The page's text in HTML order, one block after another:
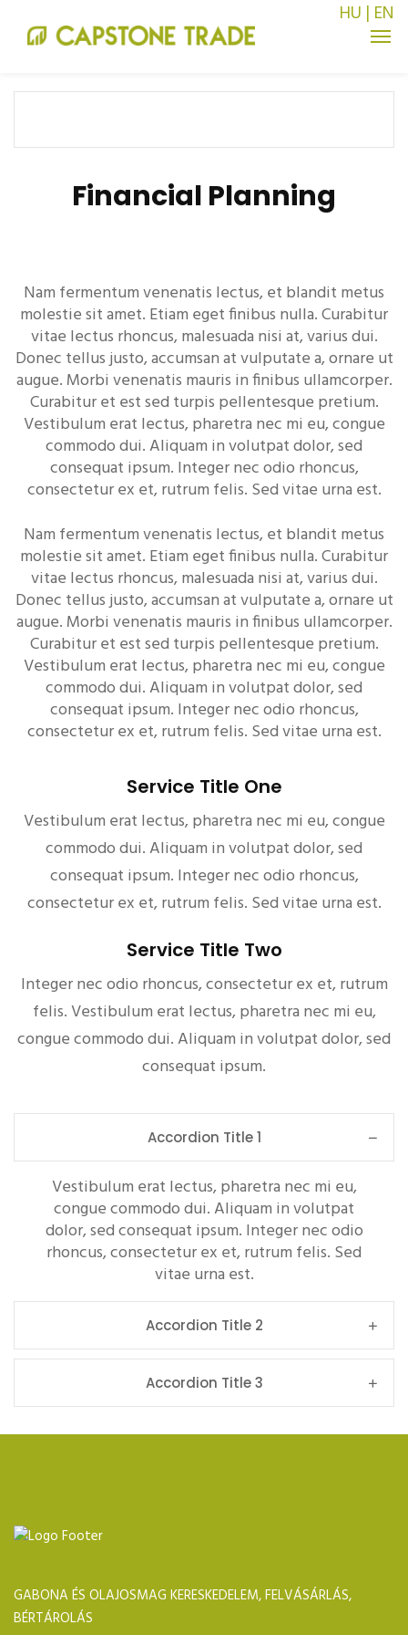
HU | EN
Financial Planning
Nam fermentum venenatis lectus, et blandit metus
molestie sit amet. Etiam eget finibus nulla. Curabitur
vitae lectus rhoncus, malesuada nisi at, varius dui.
Donec tellus justo, accumsan at vulputate a, ornare ut
augue. Morbi venenatis mauris in finibus ullamcorper.
Curabitur et est sed turpis pellentesque pretium.
Vestibulum erat lectus, pharetra nec mi eu, congue
commodo dui. Aliquam in volutpat dolor, sed
consequat ipsum. Integer nec odio rhoncus,
consectetur ex et, rutrum felis. Sed vitae urna est.
Nam fermentum venenatis lectus, et blandit metus
molestie sit amet. Etiam eget finibus nulla. Curabitur
vitae lectus rhoncus, malesuada nisi at, varius dui.
Donec tellus justo, accumsan at vulputate a, ornare ut
augue. Morbi venenatis mauris in finibus ullamcorper.
Curabitur et est sed turpis pellentesque pretium.
Vestibulum erat lectus, pharetra nec mi eu, congue
commodo dui. Aliquam in volutpat dolor, sed
consequat ipsum. Integer nec odio rhoncus,
consectetur ex et, rutrum felis. Sed vitae urna est.
Service Title One
Vestibulum erat lectus, pharetra nec mi eu, congue
commodo dui. Aliquam in volutpat dolor, sed
consequat ipsum. Integer nec odio rhoncus,
consectetur ex et, rutrum felis. Sed vitae urna est.
Service Title Two
Integer nec odio rhoncus, consectetur ex et, rutrum
felis. Vestibulum erat lectus, pharetra nec mi eu,
congue commodo dui. Aliquam in volutpat dolor, sed
consequat ipsum.
Accordion Title 1
Vestibulum erat lectus, pharetra nec mi eu,
congue commodo dui. Aliquam in volutpat
dolor, sed consequat ipsum. Integer nec odio
rhoncus, consectetur ex et, rutrum felis. Sed
vitae urna est.
Accordion Title 2
Accordion Title 3
GABONA ÉS OLAJOSMAG KERESKEDELEM, FELVÁSÁRLÁS,
BÉRTÁROLÁS